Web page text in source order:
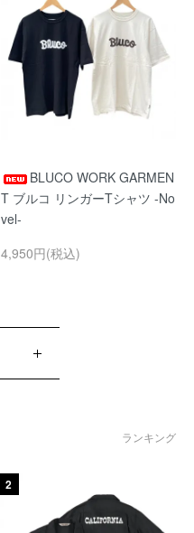
BLUCO WORK GARMEN
T ブルコ リンガーTシャツ -No
vel-
4,950円(税込)
ランキング
2